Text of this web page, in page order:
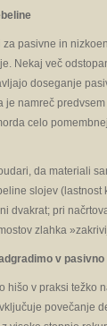
pasivne in
Nekaj več
doseganje
je namreč
celo
da materiali
slojev
dvakrat; pri
zlahka
v pasivno
hišo v praksi težko
povečanje